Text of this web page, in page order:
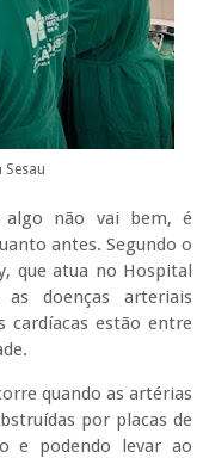
Sesau
algo não vai bem, é
antes. Segundo o
que atua no Hospital
doenças arteriais
cardíacas estão entre
quando as artérias
por placas de
e podendo levar ao